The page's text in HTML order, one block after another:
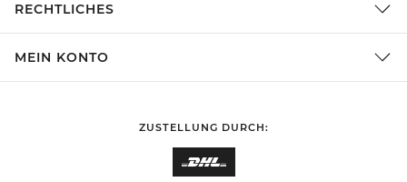
RECHTLICHES
MEIN KONTO
ZUSTELLUNG DURCH: